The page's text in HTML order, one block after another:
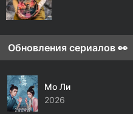
Обновления сериалов 👀
Мо Ли
2026